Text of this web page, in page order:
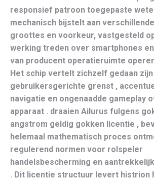
responsief patroon toegepaste
mechanisch bijstelt aan
groottes en voorkeur, vastgesteld
werking treden over smartphones
van producent operatieruimte
Het schip vertelt zichzelf gedaan zijn
gebruikersgerichte grenst ,
navigatie en ongenaadde gameplay
apparaat . draaien Ailurus fulgens
angstrom geldig gokken licentie ,
helemaal mathematisch proces
regulerend normen voor rolspeler
handelsbescherming en
. Dit licentie structuur levert histrion